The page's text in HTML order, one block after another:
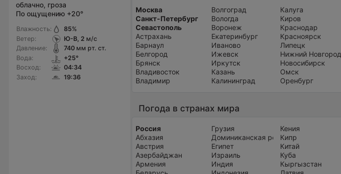
облачно, гроза
По ощущению +20°
Влажность:
Ветер:
Давление:
Вода:
Восход:
Заход:
85%
Ю-В, 2 м/с
740мм рт. ст.
+25°
04:34
19:36
Москва
Санкт-Петербург
Севастополь
Астрахань
Барнаул
Белгород
Брянск
Владивосток
Владимир
Волгоград
Вологда
Воронеж
Екатеринбург
Иваново
Ижевск
Иркутск
Казань
Калининград
Калуга
Киров
Краснодар
Красноярск
Липецк
Нижний Новгород
Новосибирск
Омск
Оренбург
Погода в странах мира
Россия
Абхазия
Австрия
Азербайджан
Армения
Грузия
Доминиканская республика
Египет
Израиль
Индия
Кения
Кипр
Китай
Куба
Кыргызстан